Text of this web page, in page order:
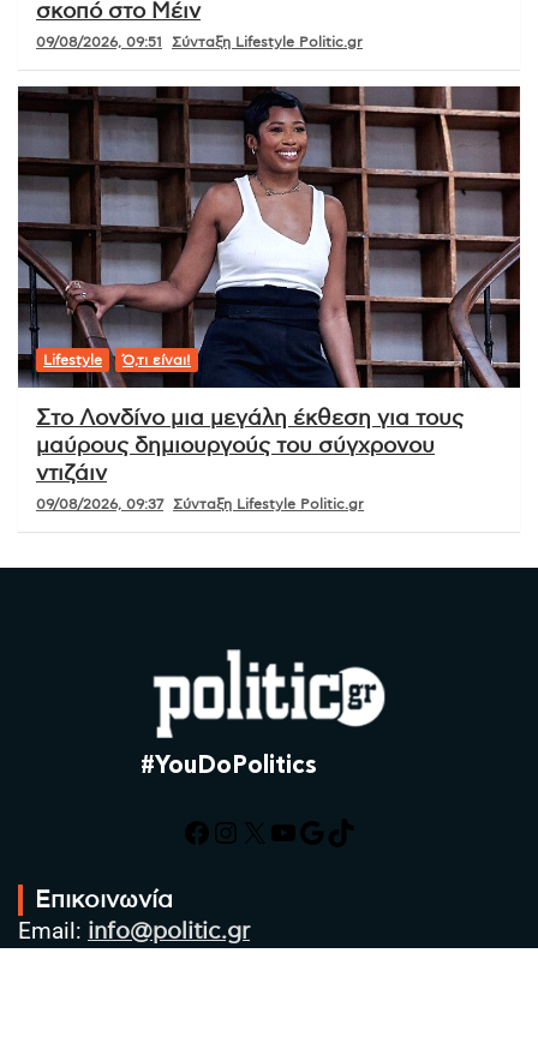
σκοπό στο Μέιν
09/08/2026, 09:51 Σύνταξη Lifestyle Politic.gr
Lifestyle Ό,τι είναι!
Στο Λονδίνο μια μεγάλη έκθεση για τους
μαύρους δημιουργούς του σύγχρονου
ντιζάιν
09/08/2026, 09:37 Σύνταξη Lifestyle Politic.gr
#YouDoPolitics
Facebook
Instagram
X YouTube
Google
TikTok
Επικοινωνία
Email: info@politic.gr